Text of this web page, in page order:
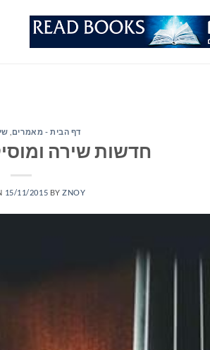
דף הבית - מאמרים
חדשות שירה ומוסיקה: 15/
15/11/2015 BYZNOY